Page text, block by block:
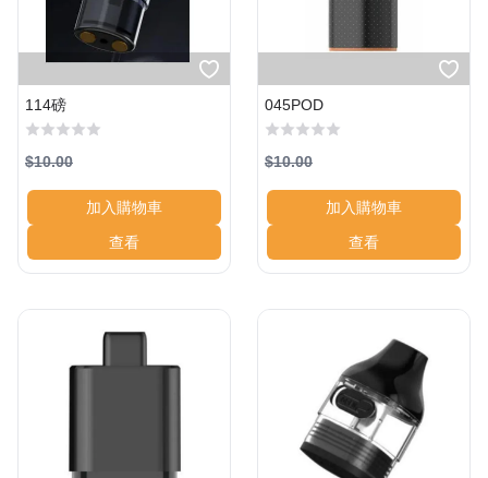
114磅
$10.00
加入購物車
查看
045POD
$10.00
加入購物車
查看